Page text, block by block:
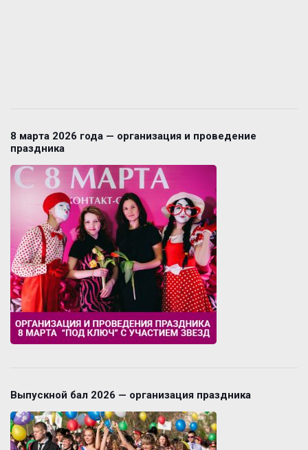
8 марта 2026 года — организация и проведение
праздника
Выпускной бал 2026 — организация праздника